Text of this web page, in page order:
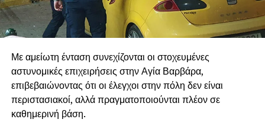
Με αμείωτη ένταση συνεχίζονται οι στοχευμένες
αστυνομικές επιχειρήσεις στην Αγία Βαρβάρα,
επιβεβαιώνοντας ότι οι έλεγχοι στην πόλη δεν είναι
περιστασιακοί, αλλά πραγματοποιούνται πλέον σε
καθημερινή βάση.